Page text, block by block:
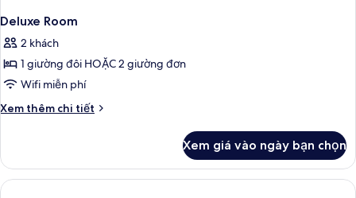
Deluxe Room
2 khách
1 giường đôi HOẶC 2 giường đơn
Wifi miễn phí
Xem thêm chi tiết
Chi
Deluxe
Room
Xem giá vào ngày bạn chọn